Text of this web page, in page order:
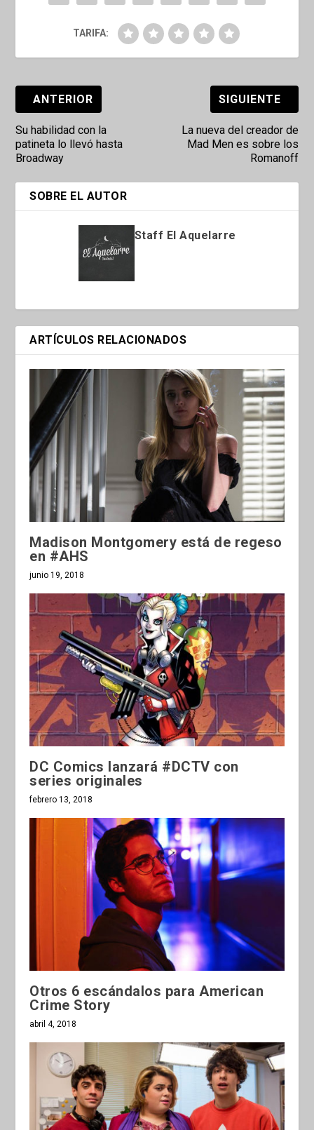
TARIFA:
ANTERIOR
Su habilidad con la
patineta lo llevó hasta
Broadway
SIGUIENTE
La nueva del creador de
Mad Men es sobre los
Romanoff
SOBRE EL AUTOR
Staff El Aquelarre
ARTÍCULOS RELACIONADOS
Madison Montgomery está de regeso
en #AHS
junio 19, 2018
DC Comics lanzará #DCTV con
series originales
febrero 13, 2018
Otros 6 escándalos para American
Crime Story
abril 4, 2018